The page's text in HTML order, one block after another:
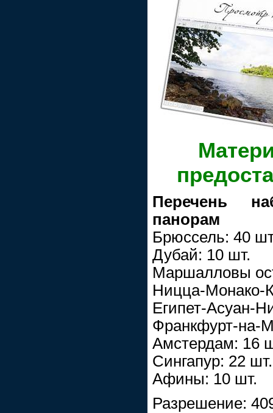
Перечень
панорам
Брюссель: 40
Дубай: 10 шт.
Маршалловы
Ницца-Монако-
Египет-Асуан-
Франкфурт-на-
Амстердам: 16
Сингапур: 22 шт.
Афины: 10 шт.
Разрешение: